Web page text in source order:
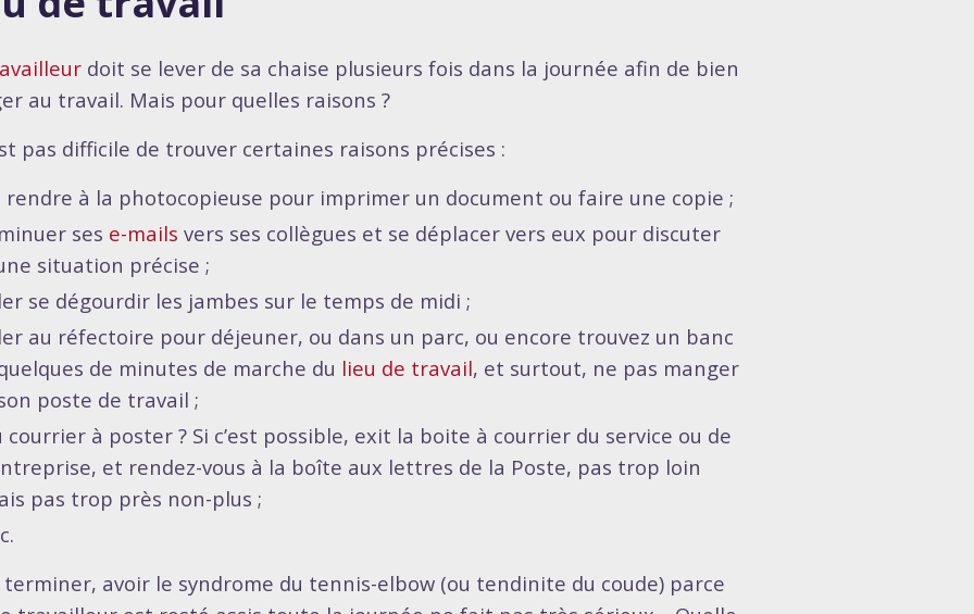
doit se lever de sa chaise plusieurs fois dans la journée afin de bien
au travail. Mais pour quelles raisons ?
pas difficile de trouver certaines raisons précises :
rendre à la photocopieuse pour imprimer un document ou faire une copie ;
ses e-mails vers ses collègues et se déplacer vers eux pour discuter
situation précise ;
se dégourdir les jambes sur le temps de midi ;
au réfectoire pour déjeuner, ou dans un parc, ou encore trouvez un banc
de minutes de marche du lieu de travail, et surtout, ne pas manger
poste de travail ;
courrier à poster ? Si c’est possible, exit la boite à courrier du service ou de
et rendez-vous à la boîte aux lettres de la Poste, pas trop loin
pas trop près non-plus ;
terminer, avoir le syndrome du tennis-elbow (ou tendinite du coude) parce